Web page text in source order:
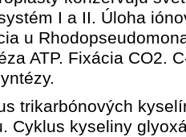
I a II. Úloha
u
ATP. Fixácia CO2.
trikarbónových
Cyklus kyseliny